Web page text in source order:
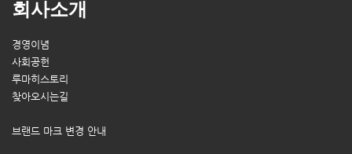
회사소개
경영이념
사회공헌
루마히스토리
찾아오시는길
브랜드 마크 변경 안내